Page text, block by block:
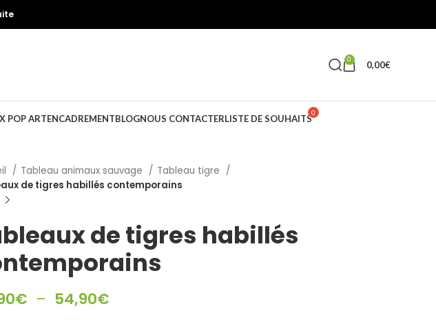
0 0,00€
POP ARTENCADREMENTBLOGNOUS CONTACTERLISTE DE SOUHAITS
Tableau animaux sauvage
Tableau tigre
de tigres habillés contemporains
de tigres habillés
€ – 54,90€